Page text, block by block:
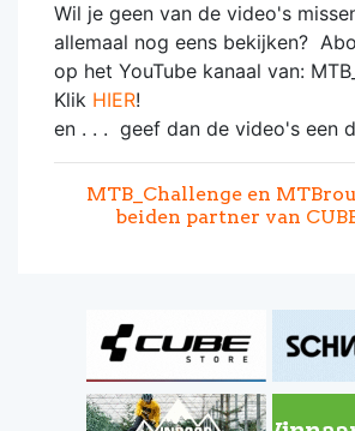
Wil je geen van de video's
allemaal nog eens bekijken?
op het YouTube kanaal van:
Klik HIER!
en . . . geef dan de video's een
MTB_Challenge en
beiden partner van